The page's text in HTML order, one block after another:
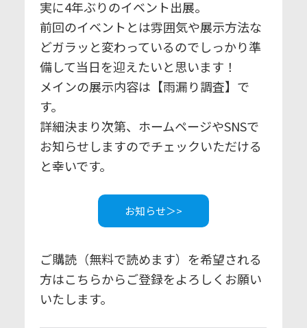
実に4年ぶりのイベント出展。
前回のイベントとは雰囲気や展示方法な
どガラッと変わっているのでしっかり準
備して当日を迎えたいと思います！
メインの展示内容は【雨漏り調査】で
す。
詳細決まり次第、ホームページやSNSで
お知らせしますのでチェックいただける
と幸いです。
お知らせ＞>
ご購読（無料で読めます）を希望される
方はこちらからご登録をよろしくお願い
いたします。